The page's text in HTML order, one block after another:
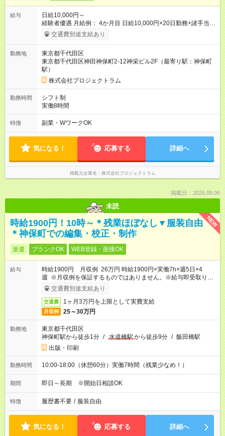
給与
日給10,000円～
経験者優遇 月給例： 4か月目 日給10,000円×20日勤務+諸手当
=243,800円 2年目 日給15,000円×20日勤務+諸手当=368,000円
交通費別途支給あり
勤務地
東京都千代田区
東京都千代田区神田神保町2-12神栄ビル2F（最寄り駅：神保町
駅）
株式会社プロジェクトラム
勤務時間
シフト制
実働8時間
特徴 副業・WワークOK
気になる！ 応募する 詳細へ
掲載元企業名 株式会社プロジェクトラム
掲載日：2026.08.06
未読
NEW
時給1900円！10時～＊残業ほぼなし▼服装自由
＊神保町での編集・校正・制作
派遣 ブランクOK WEB登録・面接OK
給与
時給1900円 月収例 26万円 時給1900円×実働7h×週5日×4
週 ※月収例を保証するものではありません。※給与即受取りサ
ービス利用可（利用条件有）
交通費別途支給あり
交通費 1ヶ月3万円を上限として実費支給
月収例 25～30万円
勤務地
東京都千代田区
神保町駅から徒歩1分 / 水道橋駅から徒歩9分 / 飯田橋駅
出版・印刷
勤務時間 10:00-18:00（休憩60分）実働7時間（残業少なめ！）
期間 即日～長期 ※開始日相談OK
特徴 履歴書不要 / 服装自由
気になる！ 応募する 詳細へ